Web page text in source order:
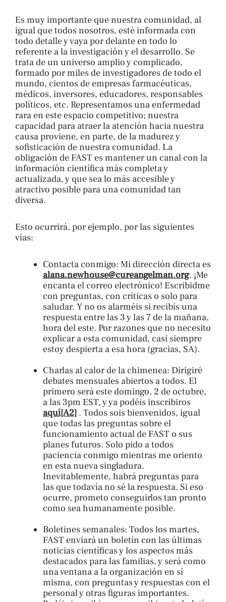
Es muy importante que nuestra comunidad, al
igual que todos nosotros, esté informada con
todo detalle y vaya por delante en todo lo
referente a la investigación y el desarrollo. Se
trata de un universo amplio y complicado,
formado por miles de investigadores de todo el
mundo, cientos de empresas farmacéuticas,
médicos, inversores, educadores, responsables
políticos, etc. Representamos una enfermedad
rara en este espacio competitivo; nuestra
capacidad para atraer la atención hacia nuestra
causa proviene, en parte, de la madurez y
sofisticación de nuestra comunidad. La
obligación de FAST es mantener un canal con la
información científica más completa y
actualizada, y que sea lo más accesible y
atractivo posible para una comunidad tan
diversa.
Esto ocurrirá, por ejemplo, por las siguientes
vías:
Contacta conmigo: Mi dirección directa es
alana.newhouse@cureangelman.org. ¡Me
encanta el correo electrónico! Escribidme
con preguntas, con críticas o solo para
saludar. Y no os alarméis si recibís una
respuesta entre las 3 y las 7 de la mañana,
hora del este. Por razones que no necesito
explicar a esta comunidad, casi siempre
estoy despierta a esa hora (gracias, SA).
Charlas al calor de la chimenea: Dirigiré
debates mensuales abiertos a todos. El
primero será este domingo, 2 de octubre,
a las 3pm EST, y ya podéis inscribiros
aquí[A2]. Todos sois bienvenidos, igual
que todas las preguntas sobre el
funcionamiento actual de FAST o sus
planes futuros. Solo pido a todos
paciencia conmigo mientras me oriento
en esta nueva singladura.
Inevitablemente, habrá preguntas para
las que todavía no sé la respuesta. Si eso
ocurre, prometo conseguirlos tan pronto
como sea humanamente posible.
Boletines semanales: Todos los martes,
FAST enviará un boletín con las últimas
noticias científicas y los aspectos más
destacados para las familias, y será como
una ventana a la organización en sí
misma, con preguntas y respuestas con el
personal y otras figuras importantes.